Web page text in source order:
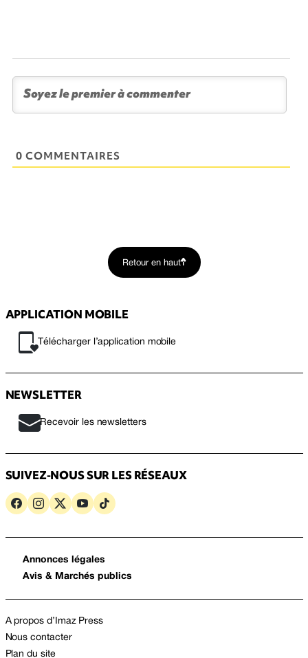
0 COMMENTAIRES
Retour en haut
APPLICATION MOBILE
Télécharger l’application mobile
NEWSLETTER
Recevoir les newsletters
SUIVEZ-NOUS SUR LES RÉSEAUX
Annonces légales
Avis & Marchés publics
A propos d’Imaz Press
Nous contacter
Plan du site